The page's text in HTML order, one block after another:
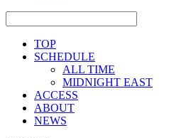
TOP
SCHEDULE
ALL TIME
MIDNIGHT EAST
ACCESS
ABOUT
NEWS